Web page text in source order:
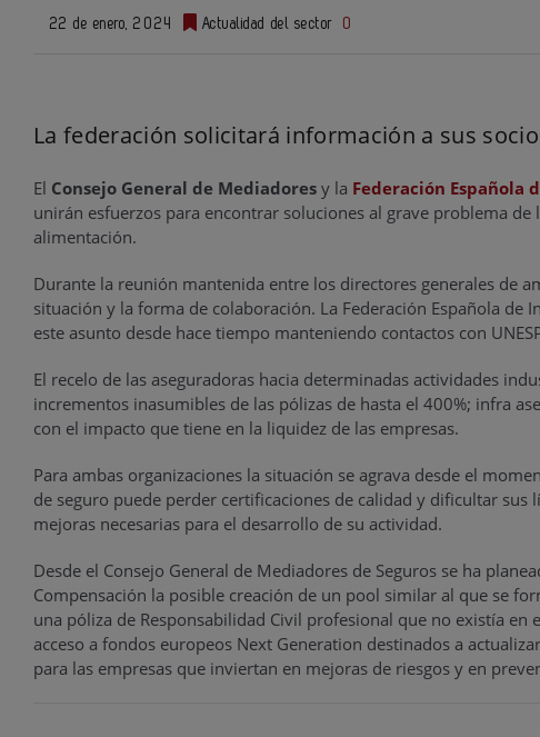
22 de enero, 2024 Actualidad del sector 0
La federación solicitará información a sus
El Consejo General de Mediadores y la Federación Española
unirán esfuerzos para encontrar soluciones al grave problema
alimentación.
Durante la reunión mantenida entre los directores generales de
situación y la forma de colaboración. La Federación Española de
este asunto desde hace tiempo manteniendo contactos con
El recelo de las aseguradoras hacia determinadas actividades
incrementos inasumibles de las pólizas de hasta el 400%; infra
con el impacto que tiene en la liquidez de las empresas.
Para ambas organizaciones la situación se agrava desde el
de seguro puede perder certificaciones de calidad y dificultar
mejoras necesarias para el desarrollo de su actividad.
Desde el Consejo General de Mediadores de Seguros se ha
Compensación la posible creación de un pool similar al que se
una póliza de Responsabilidad Civil profesional que no existía
acceso a fondos europeos Next Generation destinados a
para las empresas que inviertan en mejoras de riesgos y en